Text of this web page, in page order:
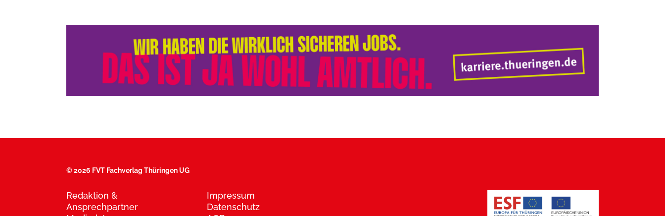
©2026 FVT Fachverlag Thüringen UG
Redaktion &
Ansprechpartner
Impressum
Datenschutz